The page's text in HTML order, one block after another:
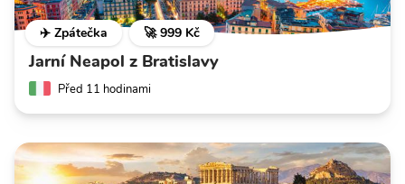
✈️ Zpátečka 🚀 999 Kč
Jarní Neapol z Bratislavy
Před 11 hodinami